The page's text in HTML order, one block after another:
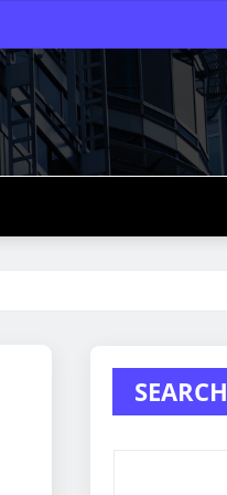
SEARCH